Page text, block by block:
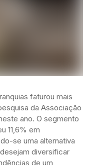
faturou mais
da Associação
ano. O segmento
11,6% em
se uma alternativa
diversificar
de um